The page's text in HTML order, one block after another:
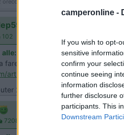
camperonline -
If you wish to opt-
sensitive
confirm your
continue seeing
information
further disclosure
participants. This
Downstream
orecchie e una bocca, significa che
102
alle:
fare
article/h...
2 mesi fa ed ancora
7208